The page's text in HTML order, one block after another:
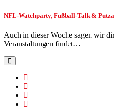
NFL-Watchparty, Fußball-Talk &
Auch in dieser Woche sagen wir
Veranstaltungen findet…